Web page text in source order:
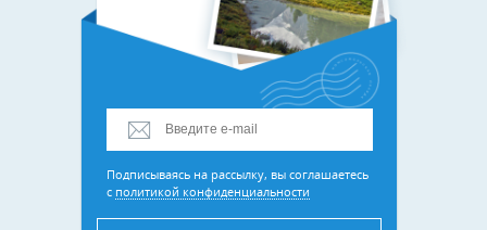
Подписываясь на рассылку, вы соглашаетесь
с политикой конфиденциальности